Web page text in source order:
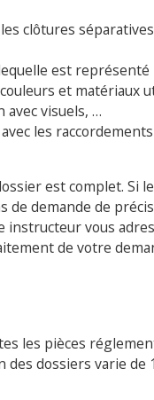
clôtures
est
et matériaux
visuels, …
les
est complet. Si
de demande de
instructeur vous
de votre
les pièces
des dossiers varie de